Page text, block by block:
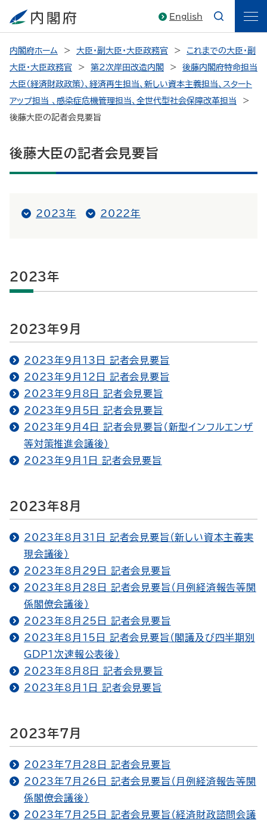
English
内閣府ホーム 大臣・副大臣・大臣政務官
これまでの大臣・副
大臣・大臣政務官
第2次岸田改造内閣
後藤内閣府特命担当
大臣（経済財政政策）、経済再生担当、新しい資本主義担当、スタート
アップ担当 、感染症危機管理担当、全世代型社会保障改革担当
後藤大臣の記者会見要旨
後藤大臣の記者会見要旨
2023年 2022年
2023年
2023年9月
2023年9月13日 記者会見要旨
2023年9月12日 記者会見要旨
2023年9月8日 記者会見要旨
2023年9月5日 記者会見要旨
2023年9月4日 記者会見要旨（新型インフルエンザ
等対策推進会議後）
2023年9月1日 記者会見要旨
2023年8月
2023年8月31日 記者会見要旨（新しい資本主義実
現会議後）
2023年8月29日 記者会見要旨
2023年8月28日 記者会見要旨（月例経済報告等関
係閣僚会議後）
2023年8月25日 記者会見要旨
2023年8月15日 記者会見要旨（閣議及び四半期別
GDP１次速報公表後）
2023年8月8日 記者会見要旨
2023年8月1日 記者会見要旨
2023年7月
2023年7月28日 記者会見要旨
2023年7月26日 記者会見要旨（月例経済報告等関
係閣僚会議後）
2023年7月25日 記者会見要旨（経済財政諮問会議